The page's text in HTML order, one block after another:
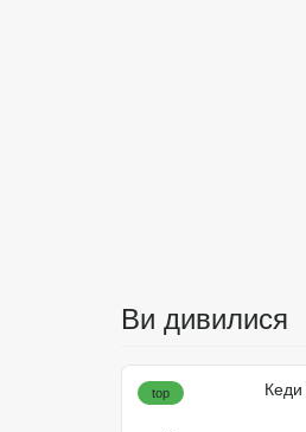
Ви дивилися
top